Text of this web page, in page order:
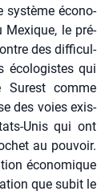
sys­tème éco­no­
Mexique, le pré­
des dif­fi­cul­
éco­lo­gistes qui
comme
des voies exis­
Unis qui ont
au pou­voir.
éco­no­mique
que subit le